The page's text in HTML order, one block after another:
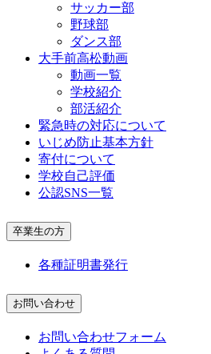
サッカー部
野球部
ダンス部
大手前高松動画
動画一覧
学校紹介
部活紹介
緊急時の対応について
いじめ防止基本方針
寄付について
学校自己評価
公認SNS一覧
卒業生の方
各種証明書発行
お問い合わせ
お問い合わせフォーム